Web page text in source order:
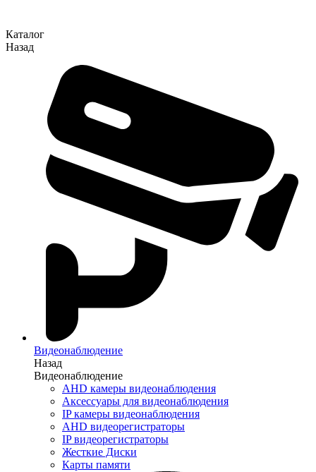
Каталог
Назад
Видеонаблюдение
Назад
Видеонаблюдение
AHD камеры видеонаблюдения
Аксессуары для видеонаблюдения
IP камеры видеонаблюдения
AHD видеорегистраторы
IP видеорегистраторы
Жесткие Диски
Карты памяти